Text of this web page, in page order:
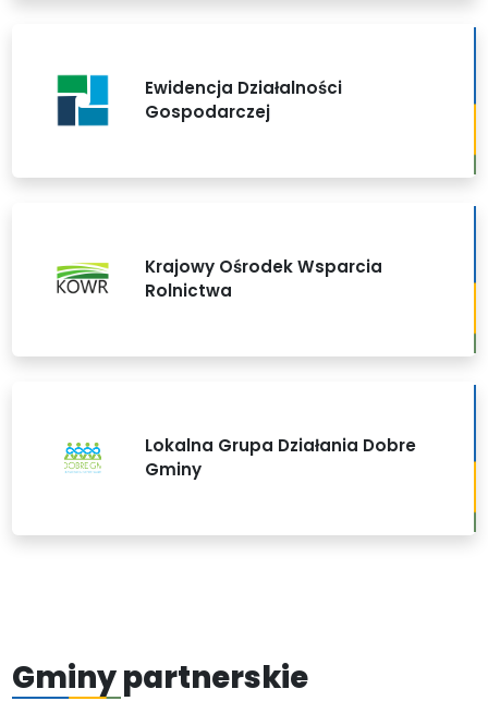
Ewidencja Działalności
Gospodarczej
Krajowy Ośrodek Wsparcia
Rolnictwa
Lokalna Grupa Działania Dobre
Gminy
Gminy partnerskie